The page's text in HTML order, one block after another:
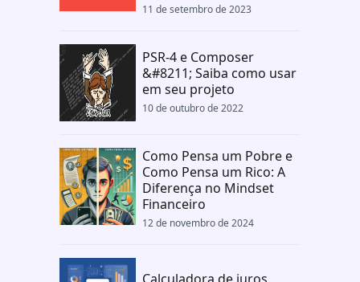
11 de setembro de 2023
PSR-4 e Composer
&#8211; Saiba como usar
em seu projeto
10 de outubro de 2022
Como Pensa um Pobre e
Como Pensa um Rico: A
Diferença no Mindset
Financeiro
12 de novembro de 2024